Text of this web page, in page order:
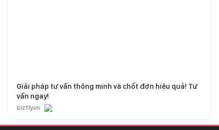
Giải pháp tư vấn thông minh và chốt đơn hiệu quả! Tư
vấn ngay!
bizfly.vn